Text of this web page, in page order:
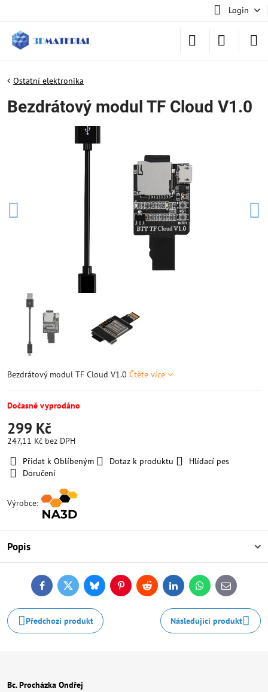
Login
Ostatní elektronika
Bezdrátový modul TF Cloud V1.0
Bezdrátový modul TF Cloud V1.0 Čtěte více
Dočasně vyprodáno
299 Kč
247,11 Kč bez DPH
Přidat k Oblíbeným
Dotaz k produktu
Hlídací pes
Doručení
Výrobce:
Popis
FacebookTwitterBlueskyPinterestReddit LinkedInWhatsApp
E-
mail
Předchozí produkt Následující produkt
Bc. Procházka Ondřej